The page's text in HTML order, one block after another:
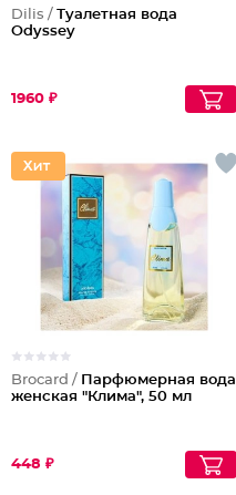
Dilis / Туалетная вода
Odyssey
1960 ₽
Brocard / Парфюмерная вода
женская "Клима", 50 мл
448 ₽